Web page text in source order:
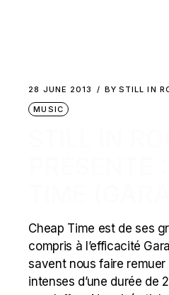
28 JUNE 2013 BY STILL IN
MUSIC
Cheap Time est de ses
compris à l’efficacité
savent nous faire
intenses d’une durée de